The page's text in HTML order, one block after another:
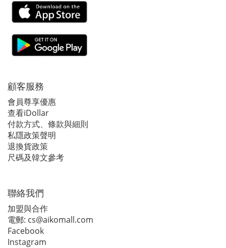
顧客服務
會員尊享優惠
查看iDollar
付款方式、條款與細則
私隱政策聲明
退換貨政策
尺碼及韓文參考
聯絡我們
加盟與合作
電郵: cs@aikomall.com
Facebook
Instagram